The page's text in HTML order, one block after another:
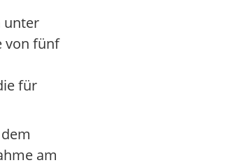
unter
von fünf
für
am